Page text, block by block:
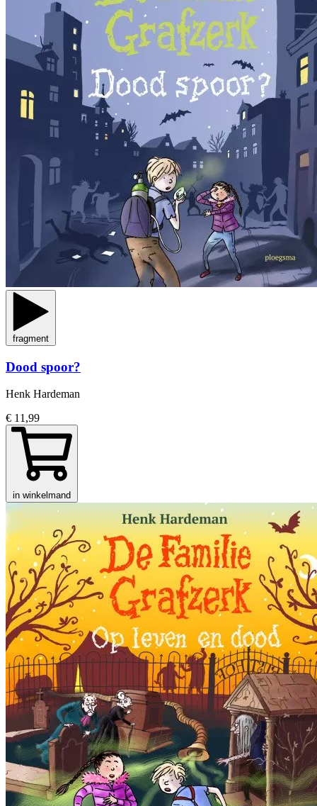
fragment
Dood spoor?
Henk Hardeman
€ 11,99
in winkelmand